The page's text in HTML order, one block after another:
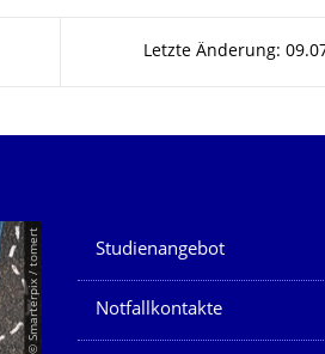
Letzte Änderung:
© Smarterpix / tomert Unsere Dienste
Studienangebot
Notfallkontakte